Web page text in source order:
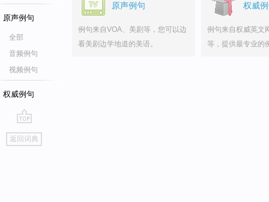
原声例句
全部
音频例句
视频例句
权威例句
go
top
返回词典
原声例句
例句来自VOA、美剧等，您可以边
看美剧边学地道的美语。
权威
例句来自权威英文
等，提供最专业的